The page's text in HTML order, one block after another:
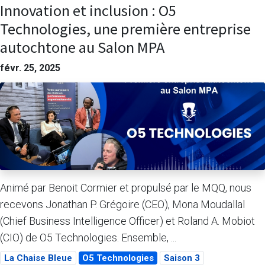
Innovation et inclusion : O5
Technologies, une première entreprise
autochtone au Salon MPA
févr. 25, 2025
Animé par Benoit Cormier et propulsé par le MQQ, nous
recevons Jonathan P. Grégoire (CEO), Mona Moudallal
(Chief Business Intelligence Officer) et Roland A. Mobiot
(CIO) de O5 Technologies. Ensemble, ...
La Chaise Bleue O5 Technologies Saison 3